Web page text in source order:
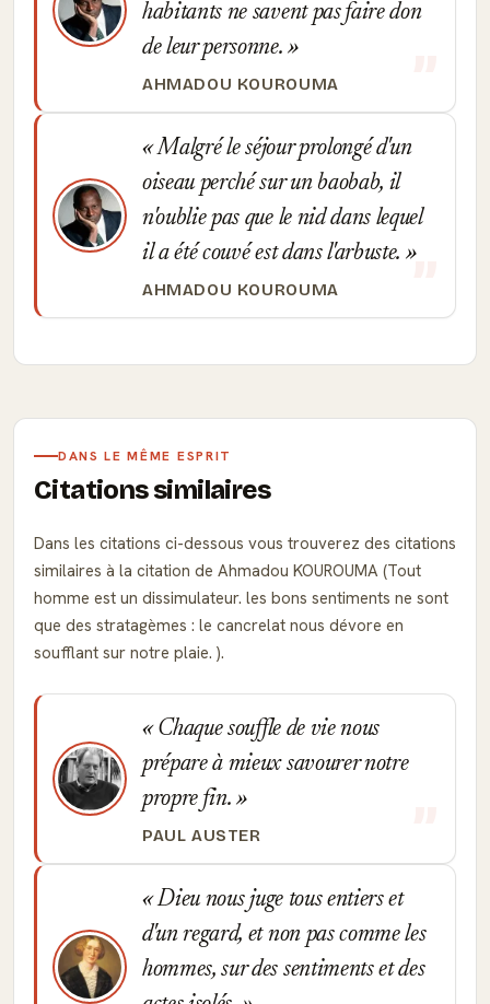
habitants ne savent pas faire don
de leur personne.
AHMADOU KOUROUMA
Malgré le séjour prolongé d'un
oiseau perché sur un baobab, il
n'oublie pas que le nid dans lequel
il a été couvé est dans l'arbuste.
AHMADOU KOUROUMA
DANS LE MÊME ESPRIT
Citations similaires
Dans les citations ci-dessous vous trouverez des citations
similaires à la citation de Ahmadou KOUROUMA (Tout
homme est un dissimulateur. les bons sentiments ne sont
que des stratagèmes : le cancrelat nous dévore en
soufflant sur notre plaie. ).
Chaque souffle de vie nous
prépare à mieux savourer notre
propre fin.
PAUL AUSTER
Dieu nous juge tous entiers et
d'un regard, et non pas comme les
hommes, sur des sentiments et des